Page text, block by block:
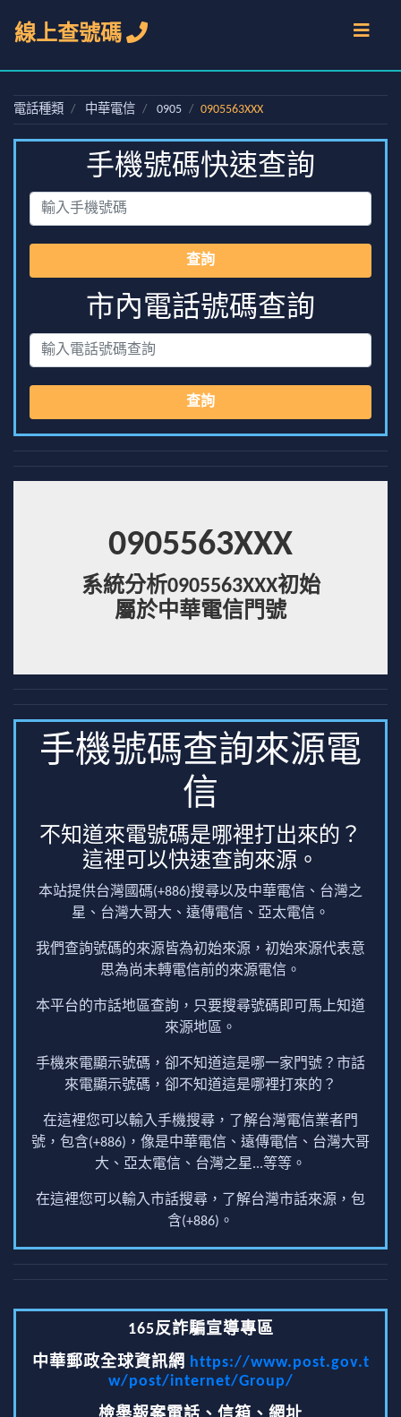
線上查號碼
電話種類 中華電信 0905 0905563XXX
手機號碼快速查詢
查詢
市內電話號碼查詢
查詢
0905563XXX
系統分析0905563XXX初始
屬於中華電信門號
手機號碼查詢來源電
信
不知道來電號碼是哪裡打出來的？
這裡可以快速查詢來源。
本站提供台灣國碼(+886)搜尋以及中華電信、台灣之
星、台灣大哥大、遠傳電信、亞太電信。
我們查詢號碼的來源皆為初始來源，初始來源代表意
思為尚未轉電信前的來源電信。
本平台的市話地區查詢，只要搜尋號碼即可馬上知道
來源地區。
手機來電顯示號碼，卻不知道這是哪一家門號？市話
來電顯示號碼，卻不知道這是哪裡打來的？
在這裡您可以輸入手機搜尋，了解台灣電信業者門
號，包含(+886)，像是中華電信、遠傳電信、台灣大哥
大、亞太電信、台灣之星...等等。
在這裡您可以輸入市話搜尋，了解台灣市話來源，包
含(+886)。
165反詐騙宣導專區
中華郵政全球資訊網 https://www.post.gov.t
w/post/internet/Group/